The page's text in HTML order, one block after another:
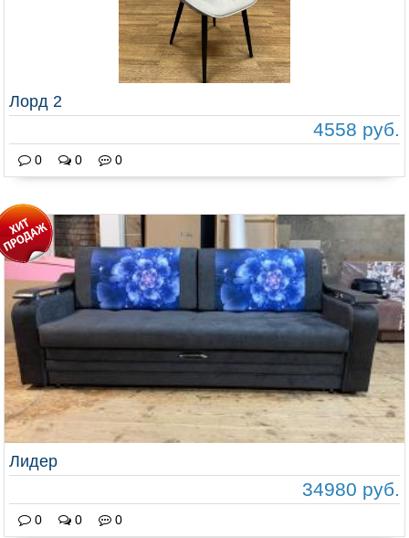
Лорд 2
4558 руб.
0 0 0
Лидер
34980 руб.
0 0 0